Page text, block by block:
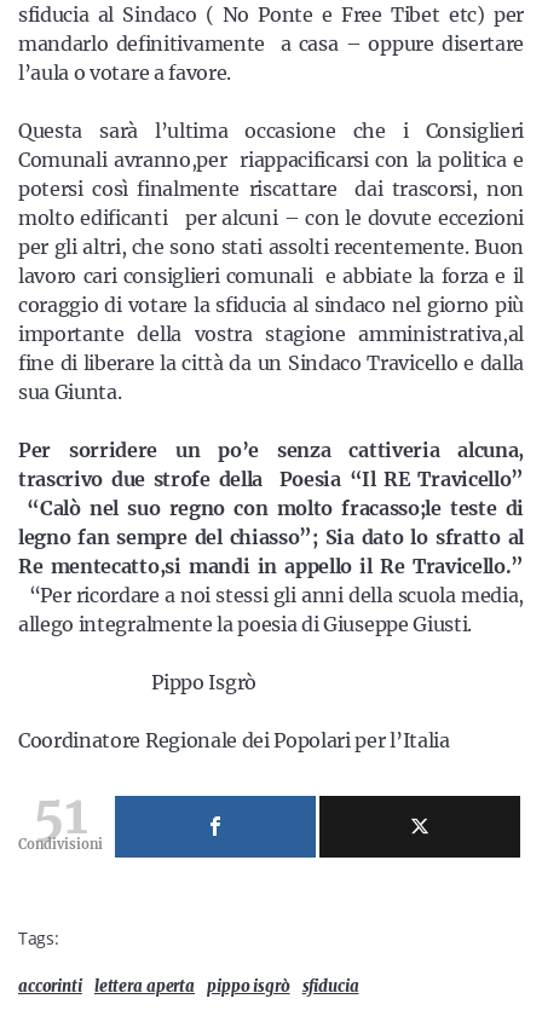
sfiducia al Sindaco ( No Ponte e Free Tibet etc) per
mandarlo definitivamente a casa – oppure disertare
l’aula o votare a favore.
Questa sarà l’ultima occasione che i Consiglieri
Comunali avranno,per riappacificarsi con la politica e
potersi così finalmente riscattare dai trascorsi, non
molto edificanti per alcuni – con le dovute eccezioni
per gli altri, che sono stati assolti recentemente. Buon
lavoro cari consiglieri comunali e abbiate la forza e il
coraggio di votare la sfiducia al sindaco nel giorno più
importante della vostra stagione amministrativa,al
fine di liberare la città da un Sindaco Travicello e dalla
sua Giunta.
Per sorridere un po’e senza
cattiveria alcuna,
trascrivo due strofe della Poesia “Il RE Travicello”
“Calò nel suo regno con molto fracasso;le teste di
legno fan sempre del chiasso”; Sia dato lo sfratto al
Re mentecatto,si mandi in appello il Re Travicello.”
“Per ricordare a noi stessi gli anni della scuola media,
allego integralmente la poesia di Giuseppe Giusti.
Pippo Isgrò
Coordinatore Regionale dei Popolari per l’Italia
51
Condivisioni
Tags:
accorinti lettera aperta pippo isgrò sfiducia